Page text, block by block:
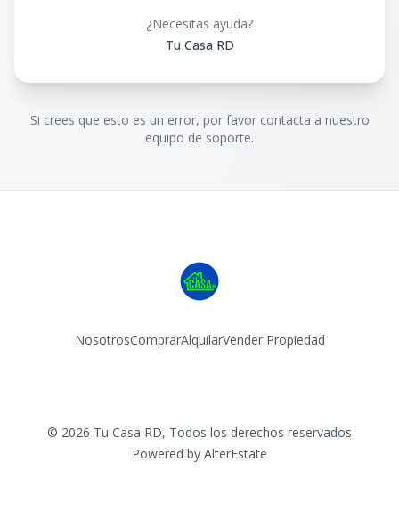
¿Necesitas ayuda?
Tu Casa RD
Si crees que esto es un error, por favor contacta a nuestro
equipo de soporte.
NosotrosComprarAlquilarVender Propiedad
© 2026 Tu Casa RD, Todos los derechos reservados
Powered by AlterEstate